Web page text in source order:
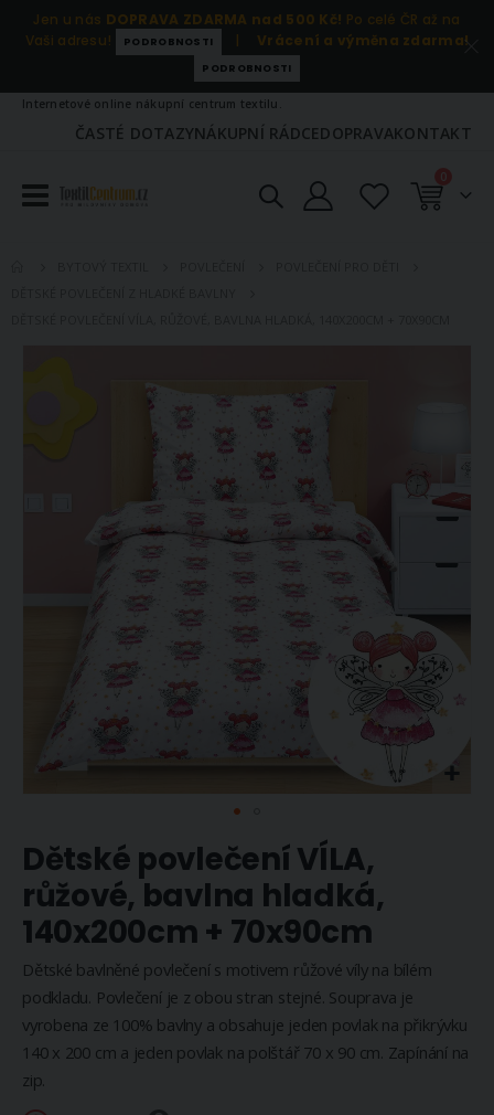
Jen u nás DOPRAVA ZDARMA nad 500 Kč! Po celé ČR až na
Vaši adresu!
PODROBNOSTI | Vrácení a výměna zdarma!
PODROBNOSTI
Internetové online nákupní centrum textilu.
ČASTÉ DOTAZYNÁKUPNÍ RÁDCEDOPRAVAKONTAKT
Košík
0položky
na
začátek
galerie
s
obrázky
Dětské povlečení VÍLA,
růžové, bavlna hladká,
140x200cm + 70x90cm
Dětské bavlněné povlečení s motivem růžové víly na bílém
podkladu. Povlečení je z obou stran stejné. Souprava je
vyrobena ze 100% bavlny a obsahuje jeden povlak na přikrývku
140 x 200 cm a jeden povlak na polštář 70 x 90 cm. Zapínání na
zip.